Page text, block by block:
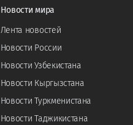
Новости мира
Лента новостей
Новости России
Новости Узбекистана
Новости Кыргызстана
Новости Туркменистана
Новости Таджикистана